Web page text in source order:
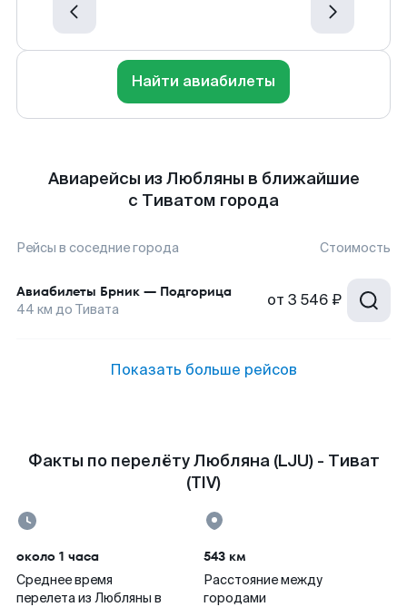
Найти авиабилеты
Авиарейсы из Любляны в ближайшие
с Тиватом города
Рейсы в соседние города Стоимость
Авиабилеты Брник — Подгорица
44 км до Тивата от 3 546 ₽
Показать больше рейсов
Факты по перелёту Любляна (LJU) - Тиват
(TIV)
около 1 часа
Среднее время
перелета из Любляны в
543 км
Расстояние между
городами